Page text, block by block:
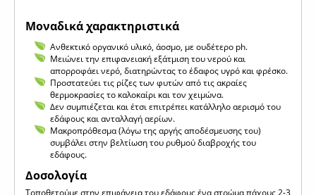
Μοναδικά χαρακτηριστικά
Ανθεκτικό οργανικό υλικό, άοσμο, με ουδέτερο ph.
Μειώνει την επιφανειακή εξάτμιση του νερού και
απορροφάει νερό, διατηρώντας το έδαφος υγρό και φρέσκο.
Προστατεύει τις ρίζες των φυτών από τις ακραίες
θερμοκρασίες το καλοκαίρι και τον χειμώνα.
Δεν συμπιέζεται και έτσι επιτρέπει κατάλληλο αερισμό του
εδάφους και ανταλλαγή αερίων.
Μακροπρόθεσμα (λόγω της αργής αποδέσμευσης του)
συμβάλει στην βελτίωση του ρυθμού διαβροχής του
εδάφους.
Δοσολογία
Τοποθετούμε στην επιφάνεια του εδάφους ένα στρώμα πάχους 2-3